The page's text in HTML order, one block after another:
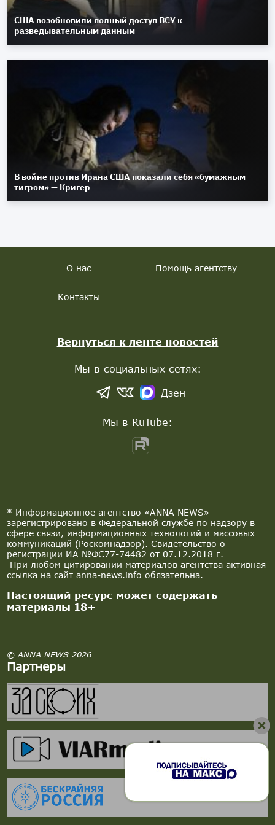
США возобновили полный доступ ВСУ к
разведывательным данным
В войне против Ирана США показали себя «бумажным
тигром» — Кригер
* Информационное агентство «ANNA NEWS»
зарегистрировано в Федеральной службе по надзору в
сфере связи, информационных технологий и массовых
коммуникаций (Роскомнадзор). Свидетельство о
регистрации ИА №ФС77-74482 от 07.12.2018 г.
При любом цитировании материалов агентства активная
ссылка на сайт anna-news.info обязательна.
Настоящий ресурс может содержать
материалы 18+
© ANNA NEWS 2026
Партнеры
О нас Помощь агентству
Контакты
Вернуться к ленте новостей
Мы в социальных сетях:
Дзен
Мы в RuTube: